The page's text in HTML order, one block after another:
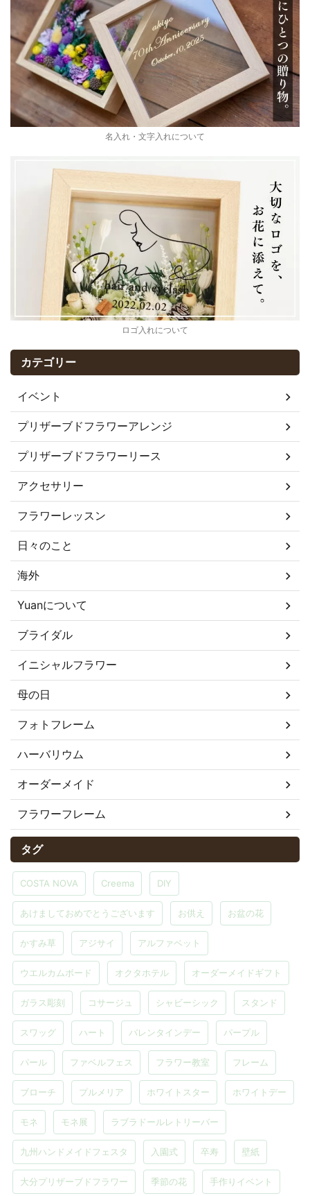
名入れ・文字入れについて
ロゴ入れについて
カテゴリー
イベント
プリザーブドフラワーアレンジ
プリザーブドフラワーリース
アクセサリー
フラワーレッスン
日々のこと
海外
Yuanについて
ブライダル
イニシャルフラワー
母の日
フォトフレーム
ハーバリウム
オーダーメイド
フラワーフレーム
タグ
COSTA NOVA Creema DIY
あけましておめでとうございます お供え お盆の花
かすみ草 アジサイ アルファベット
ウエルカムボード オクタホテル オーダーメイドギフト
ガラス彫刻 コサージュ シャビーシック スタンド
スワッグ ハート バレンタインデー パープル
パール ファベルフェス フラワー教室 フレーム
ブローチ プルメリア ホワイトスター ホワイトデー
モネ モネ展 ラブラドールレトリーバー
九州ハンドメイドフェスタ 入園式 卒寿 壁紙
大分プリザーブドフラワー 季節の花 手作りイベント